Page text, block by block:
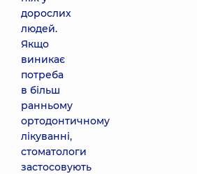
дорослих
людей.
Якщо
виникає
потреба
в більш
ранньому
ортодонтичному
лікуванні,
стоматологи
застосовують